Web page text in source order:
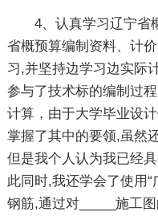
4、认真学习辽宁省
省概预算编制资料、计
习,并坚持边学习边实际
参与了技术标的编制过
计算，由于大学毕业设
掌握了其中的要领,虽然
但是我个人认为我已经
此同时,我还学会了使用
钢筋,通过对_____施工